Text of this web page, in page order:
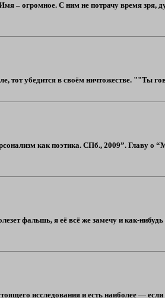
огромное. С ним не потрачу время зря,
тот убедится в своём ничтожестве. ""Ты
как поэтика. СПб., 2009”. Главу о
фальшь, я её всё же замечу и как-
исследования и есть наиболее —